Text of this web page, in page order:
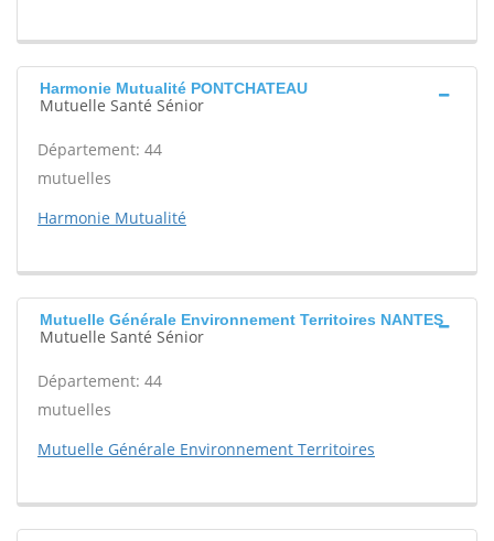
Harmonie Mutualité PONTCHATEAU
Mutuelle Santé Sénior
Département: 44
mutuelles
Harmonie Mutualité
Mutuelle Générale Environnement Territoires NANTES
Mutuelle Santé Sénior
Département: 44
mutuelles
Mutuelle Générale Environnement Territoires